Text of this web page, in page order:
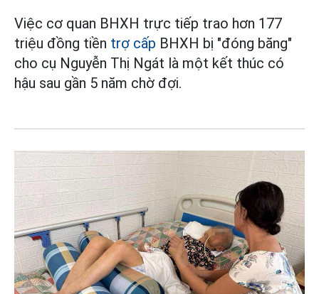
Việc cơ quan BHXH trực tiếp trao hơn 177
triệu đồng tiền trợ cấp BHXH bị "đóng băng"
cho cụ Nguyễn Thị Ngát là một kết thúc có
hậu sau gần 5 năm chờ đợi.